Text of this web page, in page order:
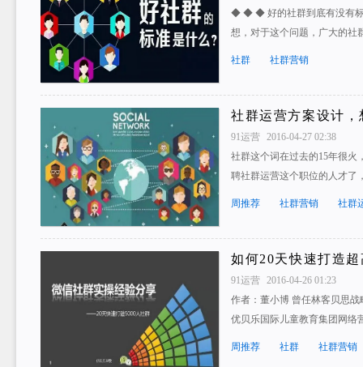
◆ ◆ ◆ 好的社群到底有没有标
想，对于这个问题，广大的
社群 社群营销
社群运营方案设计
91运营 2016-04-27 02:38
社群这个词在过去的15年很火
聘社群运营这个职位的人才
周推荐 社群营销 社群
如何20天快速打造
91运营 2016-04-26 01:23
作者：董小博 曾任林客贝思
优贝乐国际儿童教育集团网络
周推荐 社群 社群营销